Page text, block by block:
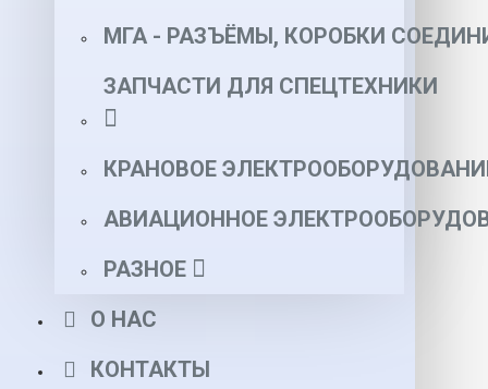
МГА - РАЗЪЁМЫ, КОРОБКИ
ЗАПЧАСТИ ДЛЯ СПЕЦТЕХНИКИ
КРАНОВОЕ
АВИАЦИОННОЕ
РАЗНОЕ
О НАС
КОНТАКТЫ